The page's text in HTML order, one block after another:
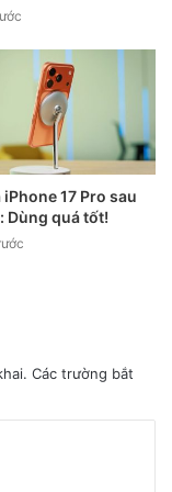
vô hiệu hóa
suốt đêm mà
cần thiết cho
kể và tình trạng
17 Pro sau
Dùng quá tốt!
Các trường bắt